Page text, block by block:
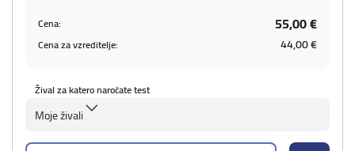
Cena: 55,00 €
Cena za vzreditelje: 44,00 €
Žival za katero naročate test
Moje živali